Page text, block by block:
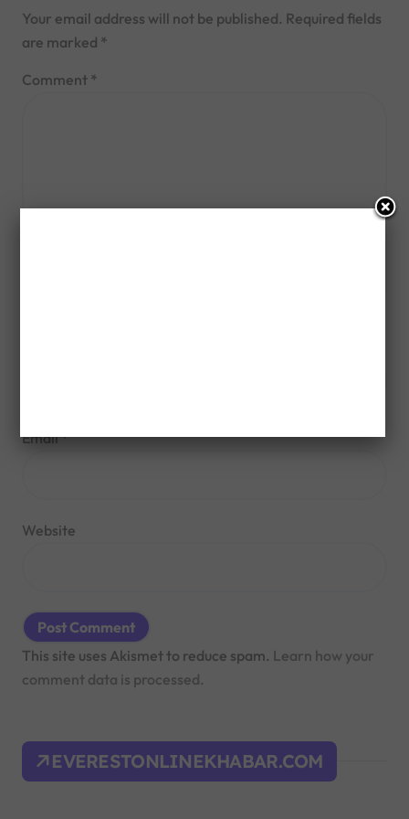
Your email address will not be published. Required fields
are marked *
Comment *
Email*
Website
This site uses Akismet to reduce spam. Learn how your
comment data is processed.
EVERESTONLINEKHABAR.COM